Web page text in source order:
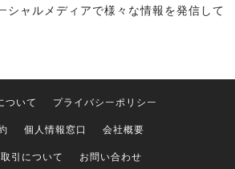
シャルメディアで様々な情報を発信して
ついて
プライバシーポリシー
個人情報窓口
会社概要
引について
お問い合わせ